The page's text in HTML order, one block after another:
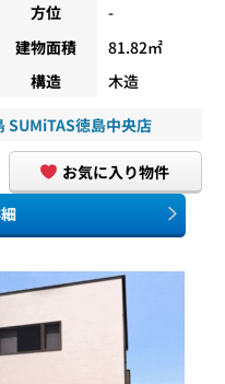
方位
-
建物面積
81.82㎡
構造 木造
SUMiTAS徳島中央店
お気に入り物件